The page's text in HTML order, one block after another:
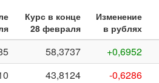
Курс в конце
28 февраля
Изменение
в рублях
58,3737 +0,6952
43,8124 -0,6286